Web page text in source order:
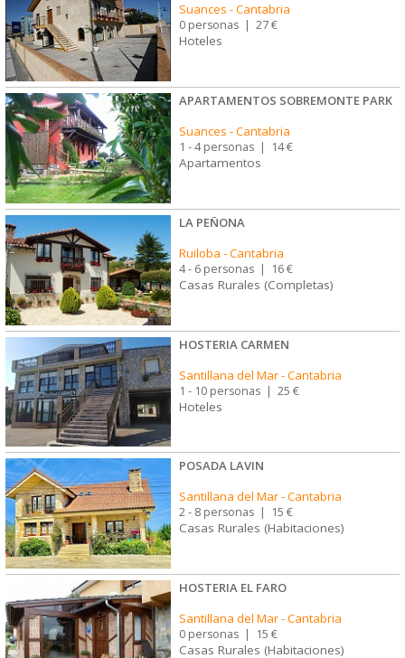
Suances -Cantabria
0 personas | 27 €
Hoteles
APARTAMENTOS SOBREMONTE PARK
Suances -Cantabria
1 - 4 personas | 14 €
Apartamentos
LA PEÑONA
Ruiloba -Cantabria
4 - 6 personas | 16 €
Casas Rurales (Completas)
HOSTERIA CARMEN
Santillana del Mar-Cantabria
1 - 10 personas | 25 €
Hoteles
POSADA LAVIN
Santillana del Mar-Cantabria
2 - 8 personas | 15 €
Casas Rurales (Habitaciones)
HOSTERIA EL FARO
Santillana del Mar-Cantabria
0 personas | 15 €
Casas Rurales (Habitaciones)